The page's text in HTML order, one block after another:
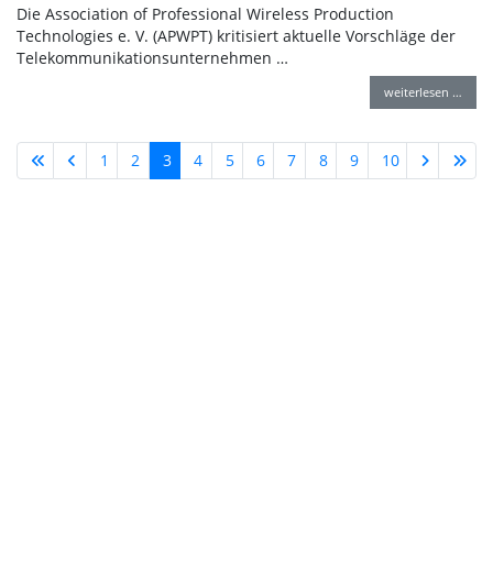
Die Association of Professional Wireless Production
Technologies e. V. (APWPT) kritisiert aktuelle Vorschläge der
Telekommunikationsunternehmen …
weiterlesen …
1 2 3 4 5 6 7 8 9 10